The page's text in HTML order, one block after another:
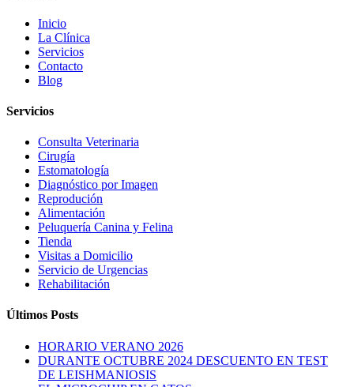
Inicio
La Clínica
Servicios
Contacto
Blog
Servicios
Consulta Veterinaria
Cirugía
Estomatología
Diagnóstico por Imagen
Reprodución
Alimentación
Peluquería Canina y Felina
Tienda
Visitas a Domicilio
Servicio de Urgencias
Rehabilitación
Últimos Posts
HORARIO VERANO 2026
DURANTE OCTUBRE 2024 DESCUENTO EN TEST
DE LEISHMANIOSIS